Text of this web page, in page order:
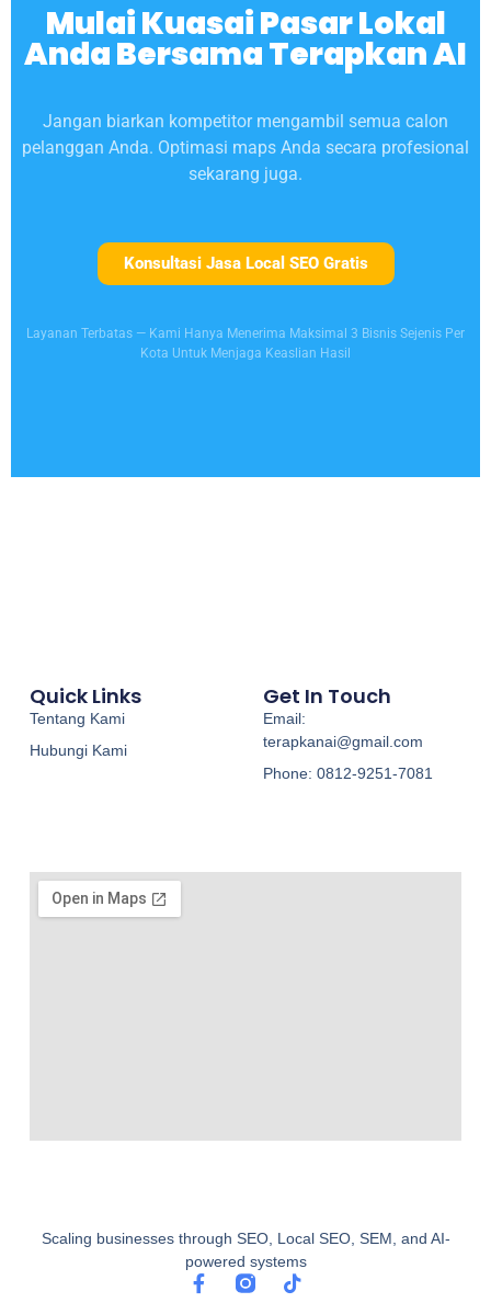
Mulai Kuasai Pasar Lokal
Anda Bersama Terapkan AI
Jangan biarkan kompetitor mengambil semua calon
pelanggan Anda. Optimasi maps Anda secara profesional
sekarang juga.
Konsultasi Jasa Local SEO Gratis
Layanan Terbatas — Kami Hanya Menerima Maksimal 3 Bisnis Sejenis Per
Kota Untuk Menjaga Keaslian Hasil
Scaling businesses through SEO, Local SEO, SEM, and AI-
powered systems
Quick Links
Tentang Kami
Hubungi Kami
Get In Touch
Email:
terapkanai@gmail.com
Phone: 0812-9251-7081